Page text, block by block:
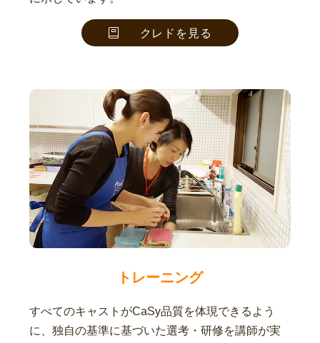
クレドを見る
トレーニング
すべてのキャストがCaSy品質を体現できるよう
に、独自の基準に基づいた選考・研修を講師が実